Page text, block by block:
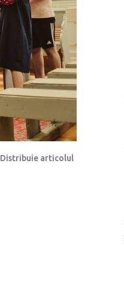
Distribuie articolul